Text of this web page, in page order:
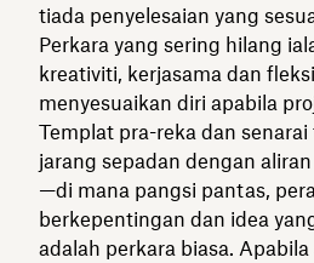
tiada penyelesaian yang
Perkara yang sering hilang
kreativiti, kerjasama dan
menyesuaikan diri apabila
Templat pra-reka dan
jarang sepadan dengan
—di mana pangsi pantas,
berkepentingan dan idea
adalah perkara biasa.